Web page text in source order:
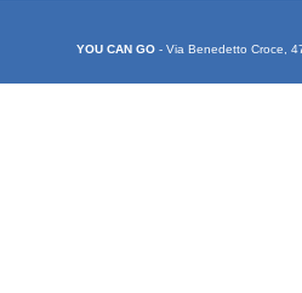
YOU CAN GO - Via Benedetto Croce,